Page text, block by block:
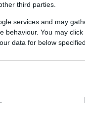
third parties.
services and may
behaviour. You may
data for below
βόλτα στο
τοίχους σαν